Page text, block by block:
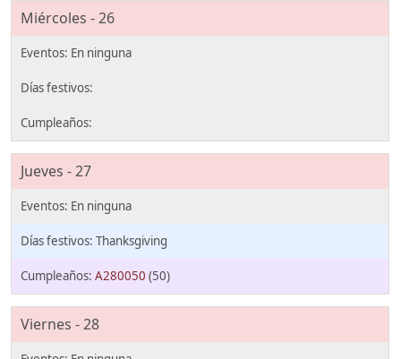
Miércoles - 26
Jueves - 27
Thanksgiving
A280050 (50)
Viernes - 28